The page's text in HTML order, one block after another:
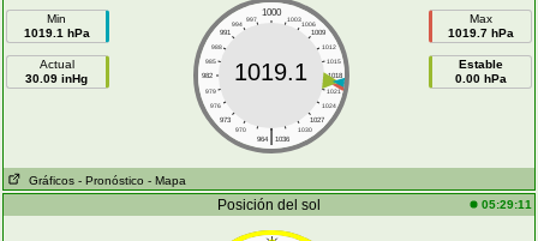
Min
1019.1 hPa
Actual
30.09 inHg
1000
997 1003
994
1006
991
1009
988
1012
985
1015
982
1018
979
1021
976
1024
973
1027
970
1030
|
964 1036
1019.1
Max
1019.7 hPa
Estable
0.00 hPa
Gráficos - Pronóstico - Mapa
Posición del sol 05:29:11